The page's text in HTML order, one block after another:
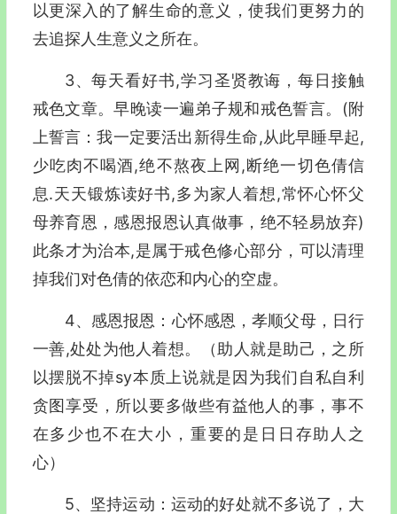
以更深入的了解生命的意义，使我们更努力的
去追探人生意义之所在。
3、每天看好书,学习圣贤教诲，每日接触
戒色文章。早晚读一遍弟子规和戒色誓言。(附
上誓言：我一定要活出新得生命,从此早睡早起,
少吃肉不喝酒,绝不熬夜上网,断绝一切色倩信
息.天天锻炼读好书,多为家人着想,常怀心怀父
母养育恩，感恩报恩认真做事，绝不轻易放弃)
此条才为治本,是属于戒色修心部分，可以清理
掉我们对色倩的依恋和内心的空虚。
4、感恩报恩：心怀感恩，孝顺父母，日行
一善,处处为他人着想。（助人就是助己，之所
以摆脱不掉sy本质上说就是因为我们自私自利
贪图享受，所以要多做些有益他人的事，事不
在多少也不在大小，重要的是日日存助人之
心）
5、坚持运动：运动的好处就不多说了，大